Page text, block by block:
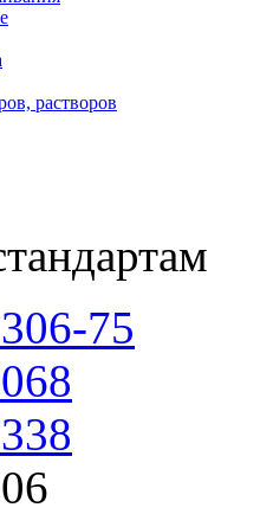
растворов
75